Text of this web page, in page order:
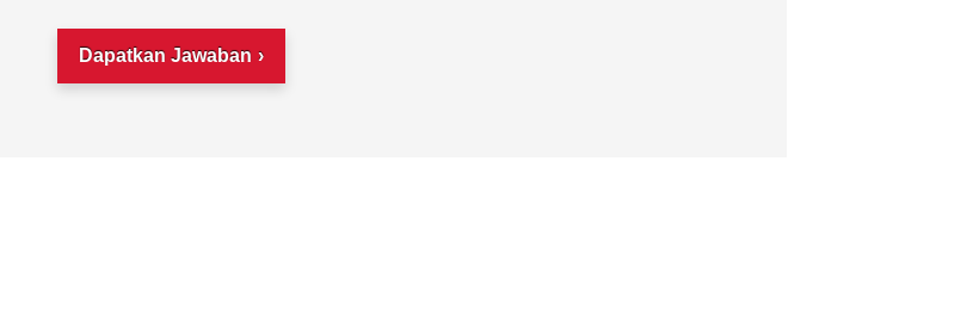
Dapatkan Jawaban